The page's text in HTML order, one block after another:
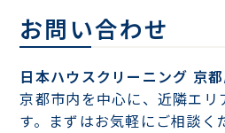
お問い合わせ
日本ハウスクリーニング 京都
京都市内を中心に、近隣エリ
す。まずはお気軽にご相談く